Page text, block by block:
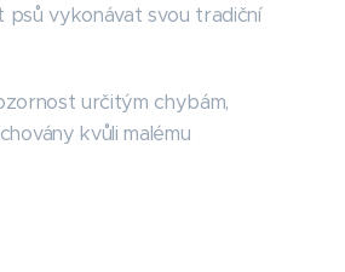
psů vykonávat svou tradiční
určitým chybám,
kvůli malému